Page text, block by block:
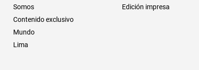
Somos
Contenido exclusivo
Mundo
Lima
Edición impresa